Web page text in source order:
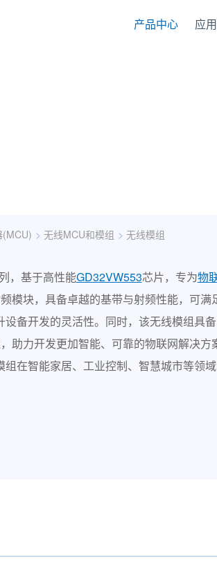
产品中心 应
> 无线MCU和模组 > 无线模组
，基于高性能GD32VW553芯片，专为物
模块，具备卓越的基带与射频性能，可
设备开发的灵活性。同时，该无线模组具
助力开发更加智能、可靠的物联网解决
在智能家居、工业控制、智慧城市等领域